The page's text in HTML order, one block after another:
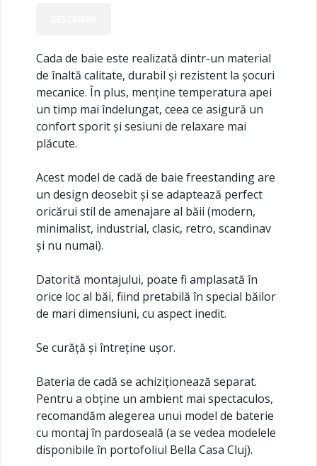
Cada de baie este realizată dintr-un material
de înaltă calitate, durabil și rezistent la șocuri
mecanice. În plus, menține temperatura apei
un timp mai îndelungat, ceea ce asigură un
confort sporit și sesiuni de relaxare mai
plăcute.
Acest model de cadă de baie freestanding are
un design deosebit și se adaptează perfect
oricărui stil de amenajare al băii (modern,
minimalist, industrial, clasic, retro, scandinav
și nu numai).
Datorită montajului, poate fi amplasată în
orice loc al băi, fiind pretabilă în special băilor
de mari dimensiuni, cu aspect inedit.
Se curăță și întreține ușor.
Bateria de cadă se achiziționează separat.
Pentru a obține un ambient mai spectaculos,
recomandăm alegerea unui model de baterie
cu montaj în pardoseală (a se vedea modelele
disponibile în portofoliul Bella Casa Cluj).